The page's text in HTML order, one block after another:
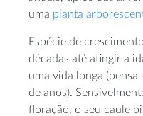
uma planta
Espécie de
décadas até atingir a
uma vida longa
de anos).
floração, o seu caule